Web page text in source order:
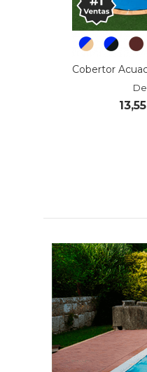
Cobertor